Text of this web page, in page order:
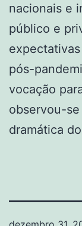
nacionais e
público e
pós-
vocação
observou-
dramática